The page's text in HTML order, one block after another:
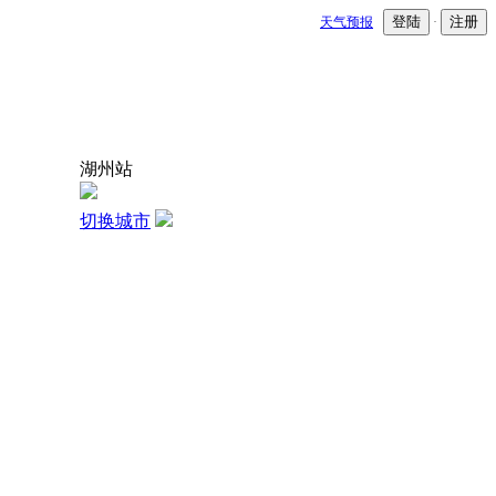
天气预报 登陆 · 注册
湖州站
切换城市